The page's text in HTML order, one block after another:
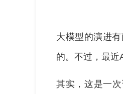
大模型的演进
的。不过，最近
其实，这是一